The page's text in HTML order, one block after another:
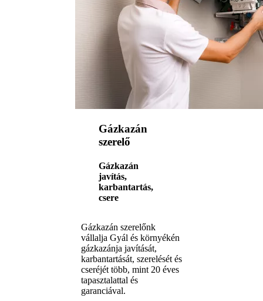
Gázkazán
szerelő
Gázkazán
javítás,
karbantartás,
csere
Gázkazán szerelőnk
vállalja Gyál és környékén
gázkazánja javítását,
karbantartását, szerelését és
cseréjét több, mint 20 éves
tapasztalattal és
garanciával.